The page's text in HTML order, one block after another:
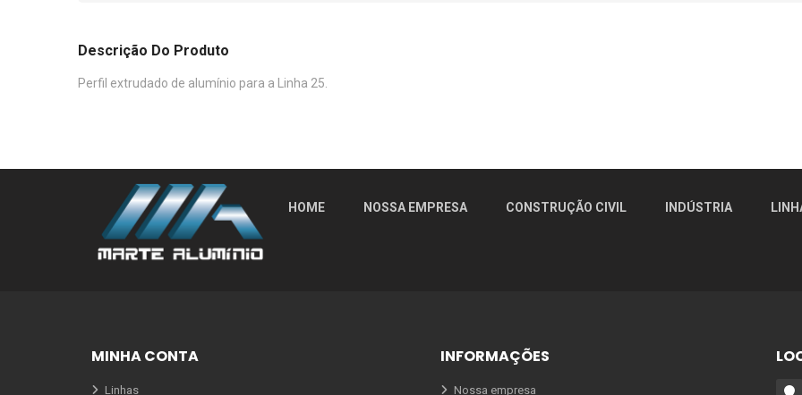
Descrição Do Produto
Perfil extrudado de alumínio para a Linha 25.
HOME NOSSA EMPRESA CONSTRUÇÃO CIVIL INDÚSTRIA
MINHA CONTA
Linhas
INFORMAÇÕES
Nossa empresa